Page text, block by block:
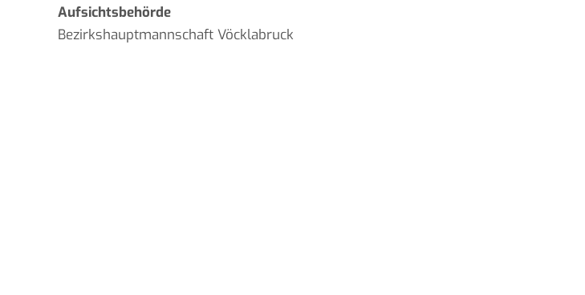
Aufsichtsbehörde
Bezirkshauptmannschaft Vöcklabruck